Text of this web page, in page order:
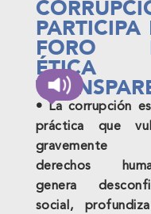
PARTICIPA
FORO
ÉTICA
• La corrupción
práctica que
gravemente
derechos
genera
social,